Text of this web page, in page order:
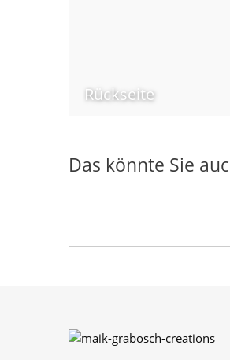
Rückseite
Das könnte Sie